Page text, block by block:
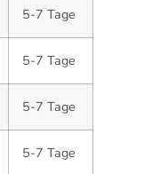
5-7 Tage
5-7 Tage
5-7 Tage
5-7 Tage